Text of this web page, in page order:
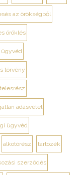
az örökségből
öröklés
ügyvéd
törvény
adásvétel
ügyvéd
alkotórész tartozék
szerződés